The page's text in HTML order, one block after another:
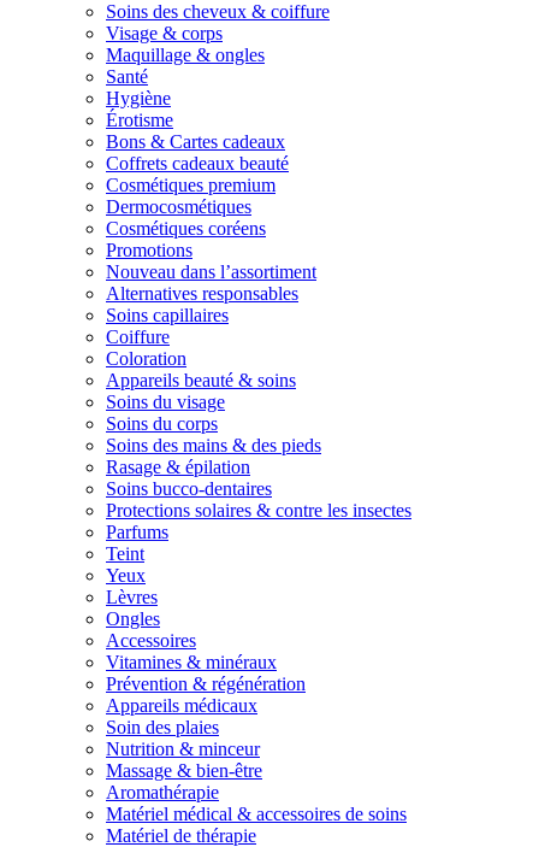
Soins des cheveux & coiffure
Visage & corps
Maquillage & ongles
Santé
Hygiène
Érotisme
Bons & Cartes cadeaux
Coffrets cadeaux beauté
Cosmétiques premium
Dermocosmétiques
Cosmétiques coréens
Promotions
Nouveau dans l’assortiment
Alternatives responsables
Soins capillaires
Coiffure
Coloration
Appareils beauté & soins
Soins du visage
Soins du corps
Soins des mains & des pieds
Rasage & épilation
Soins bucco-dentaires
Protections solaires & contre les insectes
Parfums
Teint
Yeux
Lèvres
Ongles
Accessoires
Vitamines & minéraux
Prévention & régénération
Appareils médicaux
Soin des plaies
Nutrition & minceur
Massage & bien-être
Aromathérapie
Matériel médical & accessoires de soins
Matériel de thérapie